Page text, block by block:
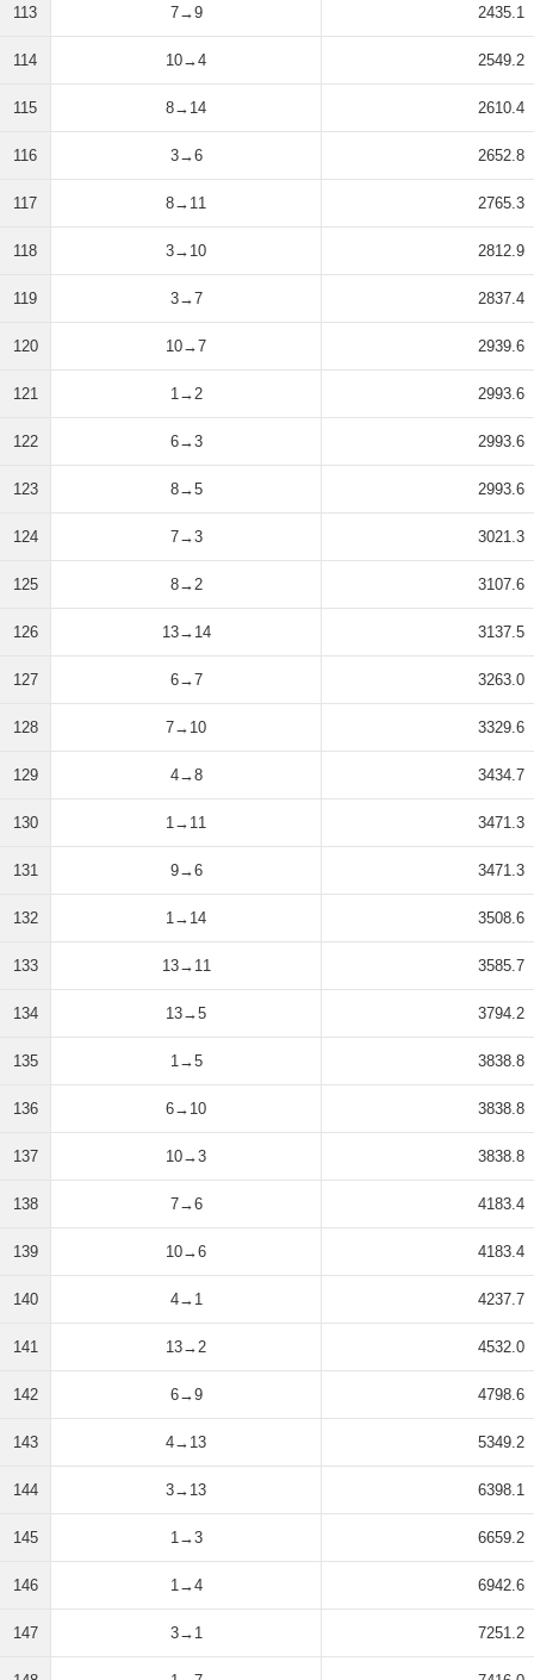
113 7→9 2435.1
114 10→4 2549.2
115 8→14 2610.4
116 3→6 2652.8
117 8→11 2765.3
118 3→10 2812.9
119 3→7 2837.4
120 10→7 2939.6
121 1→2 2993.6
122 6→3 2993.6
123 8→5 2993.6
124 7→3 3021.3
125 8→2 3107.6
126 13→14 3137.5
127 6→7 3263.0
128 7→10 3329.6
129 4→8 3434.7
130 1→11 3471.3
131 9→6 3471.3
132 1→14 3508.6
133 13→11 3585.7
134 13→5 3794.2
135 1→5 3838.8
136 6→10 3838.8
137 10→3 3838.8
138 7→6 4183.4
139 10→6 4183.4
140 4→1 4237.7
141 13→2 4532.0
142 6→9 4798.6
143 4→13 5349.2
144 3→13 6398.1
145 1→3 6659.2
146 1→4 6942.6
147 3→1 7251.2